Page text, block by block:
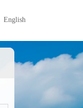
English